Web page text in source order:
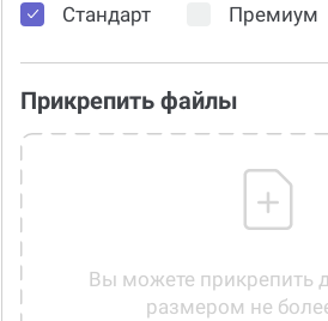
Стандарт Премиум
Прикрепить файлы
Вы можете прикрепить
размером не